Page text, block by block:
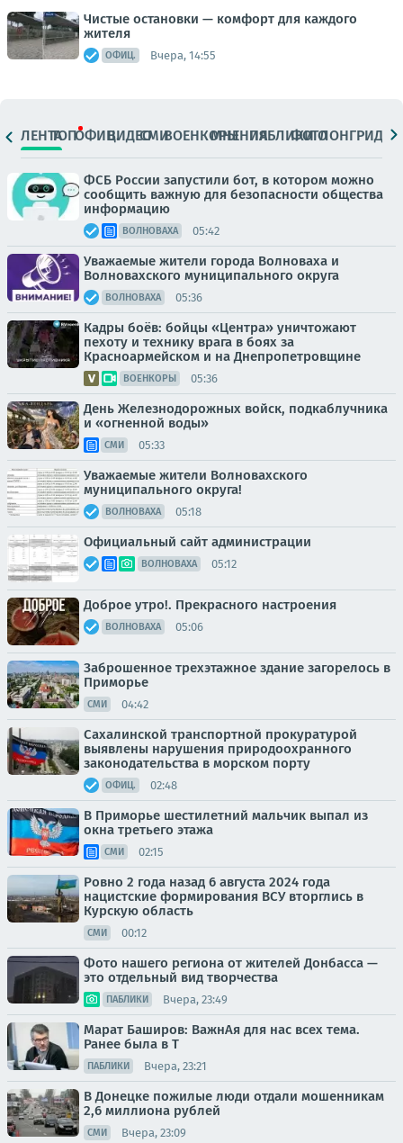
Чистые остановки — комфорт для каждого
жителя
ОФИЦ. Вчера, 14:55
ЛЕНТАТОПОФИЦ.ВИДЕОСМИВОЕНКОРЫМНЕНИЯПАБЛИКИ
ФОТОЛОНГРИДЫ
ФСБ России запустили бот, в котором можно
сообщить важную для безопасности общества
информацию
ВОЛНОВАХА 05:42
Уважаемые жители города Волноваха и
Волновахского муниципального округа
ВОЛНОВАХА 05:36
Кадры боёв: бойцы «Центра» уничтожают
пехоту и технику врага в боях за
Красноармейском и на Днепропетровщине
ВОЕНКОРЫ 05:36
День Железнодорожных войск, подкаблучника
и «огненной воды»
СМИ 05:33
Уважаемые жители Волновахского
муниципального округа!
ВОЛНОВАХА 05:18
Официальный сайт администрации
ВОЛНОВАХА 05:12
Доброе утро!. Прекрасного настроения
ВОЛНОВАХА 05:06
Заброшенное трехэтажное здание загорелось в
Приморье
СМИ 04:42
Сахалинской транспортной прокуратурой
выявлены нарушения природоохранного
законодательства в морском порту
ОФИЦ. 02:48
В Приморье шестилетний мальчик выпал из
окна третьего этажа
СМИ 02:15
Ровно 2 года назад 6 августа 2024 года
нацистские формирования ВСУ вторглись в
Курскую область
СМИ 00:12
Фото нашего региона от жителей Донбасса —
это отдельный вид творчества
ПАБЛИКИ Вчера, 23:49
Марат Баширов: ВажнАя для нас всех тема.
Ранее была в Т
ПАБЛИКИ Вчера, 23:21
В Донецке пожилые люди отдали мошенникам
2,6 миллиона рублей
СМИ Вчера, 23:09